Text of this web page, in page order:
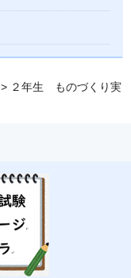
> ２年生 ものづくり実